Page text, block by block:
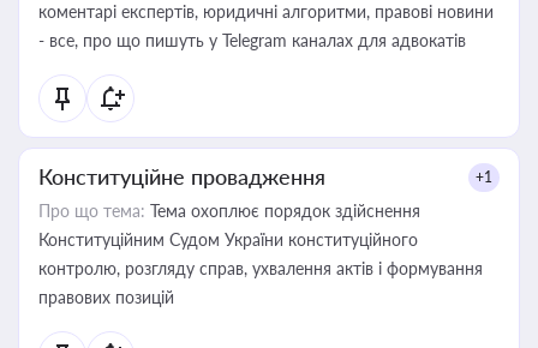
коментарі експертів, юридичні алгоритми, правові новини
- все, про що пишуть у Telegram каналах для адвокатів
Конституційне провадження +1
Про що тема: Тема охоплює порядок здійснення
Конституційним Судом України конституційного
контролю, розгляду справ, ухвалення актів і формування
правових позицій